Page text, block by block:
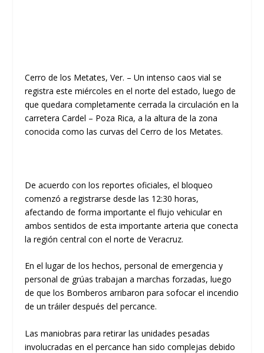
Cerro de los Metates, Ver. – Un intenso caos vial se
registra este miércoles en el norte del estado, luego de
que quedara completamente cerrada la circulación en la
carreteraCardel – Poza Rica, a la altura de la zona
conocida como las curvas delCerro de los Metates.
​De acuerdo con los reportes oficiales, el bloqueo
comenzó a registrarsedesde las 12:30 horas,
afectando de forma importante el flujo vehicular en
ambos sentidos de esta importante arteria que conecta
la región central con el norte de Veracruz.
​En el lugar de los hechos, personal de emergencia y
personal de grúas trabajan a marchas forzadas, luego
de que los Bomberos arribaron para sofocar el incendio
de un tráiler después del percance.
Las maniobras para retirar las unidades pesadas
involucradas en el percance han sido complejas debido